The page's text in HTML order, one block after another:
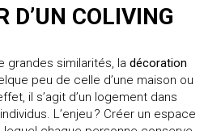
D’UN COLIVING
grandes similarités, ladécoration
peu de celle d’une maison ou
il s’agit d’un logement dans
L’enjeu ? Créer un espace